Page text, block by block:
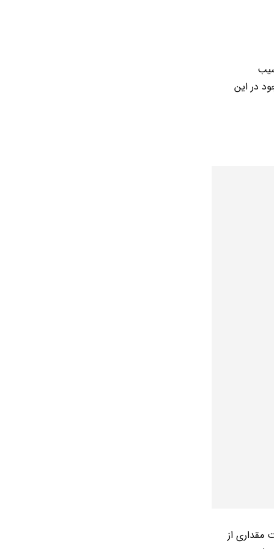
در این
مقداری از